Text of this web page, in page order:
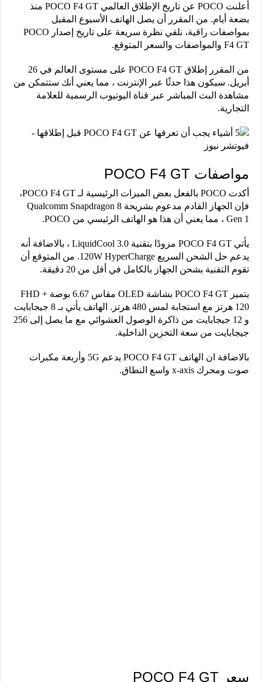
أعلنت POCO عن تاريخ الإطلاق العالمي POCO F4 GT منذ
بضعة أيام. من المقرر أن يصل الهاتف الأسبوع المقبل
بمواصفات راقية، نلقي نظرة سريعة على تاريخ إصدار POCO
F4 GT والمواصفات والسعر المتوقع.
من المقرر إطلاق POCO F4 GT على مستوى العالم في 26
أبريل. سيكون هذا حدثًا عبر الإنترنت ، مما يعني أنك ستتمكن من
مشاهدة البث المباشر عبر قناة اليوتيوب الرسمية للعلامة
التجارية.
مواصفات POCO F4 GT
أكدت POCO بالفعل بعض الميزات الرئيسية لـ POCO F4 GT،
فإن الجهاز القادم مدعوم بشريحة Qualcomm Snapdragon 8
Gen 1 ، مما يعني أن هذا هو الهاتف الرئيسي من POCO.
يأتي POCO F4 GT مزودًا بتقنية LiquidCool 3.0 ، بالاضافة أنه
يدعم حل الشحن السريع 120W HyperCharge. من المتوقع أن
تقوم التقنية بشحن الجهاز بالكامل في أقل من 20 دقيقة.
يتميز POCO F4 GT بشاشة OLED مقاس 6.67 بوصة FHD +
120 هرتز مع استجابة لمس 480 هرتز. الهاتف يأتي بـ 8 جيجابايت
و 12 جيجابايت من ذاكرة الوصول العشوائي مع ما يصل إلى 256
جيجابايت من سعة التخزين الداخلية.
بالاضافة ان الهاتف POCO F4 GT يدعم 5G وأربعة مكبرات
صوت ومحرك x-axis واسع النطاق.
سعر POCO F4 GT